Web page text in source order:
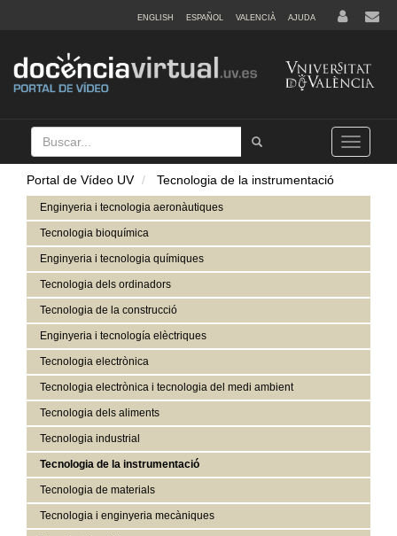
ENGLISH ESPAÑOL VALENCIÀ AJUDA
Buscar
Tramet
Toggle
navigation
Portal de Vídeo UV Tecnologia de la instrumentació
Enginyeria i tecnologia aeronàutiques
Tecnologia bioquímica
Enginyeria i tecnologia químiques
Tecnologia dels ordinadors
Tecnologia de la construcció
Enginyeria i tecnología elèctriques
Tecnologia electrònica
Tecnologia electrònica i tecnologia del medi ambient
Tecnologia dels aliments
Tecnologia industrial
Tecnologia de la instrumentació
Tecnologia de materials
Tecnologia i enginyeria mecàniques